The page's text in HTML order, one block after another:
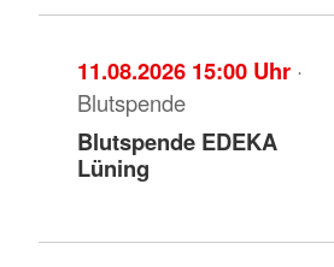
11.08.2026 15:00 Uhr ·
Blutspende
Blutspende EDEKA
Lüning